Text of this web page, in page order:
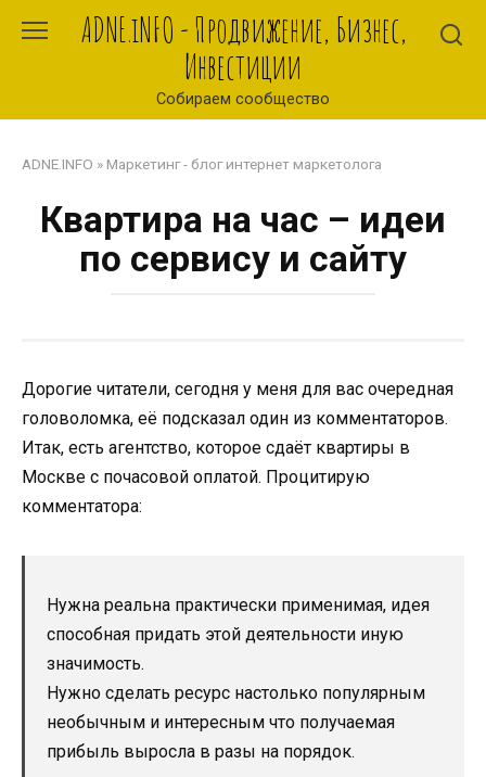
ADNE.iNFO - Продвижение, Бизнес,
Инвестиции
Собираем сообщество
ADNE.INFO » Маркетинг - блог интернет маркетолога
Квартира на час – идеи
по сервису и сайту
Дорогие читатели, сегодня у меня для вас очередная
головоломка, её подсказал один из комментаторов.
Итак, есть агентство, которое сдаёт квартиры в
Москве с почасовой оплатой. Процитирую
комментатора:
Нужна реальна практически применимая, идея
способная придать этой деятельности иную
значимость.
Нужно сделать ресурс настолько популярным
необычным и интересным что получаемая
прибыль выросла в разы на порядок.